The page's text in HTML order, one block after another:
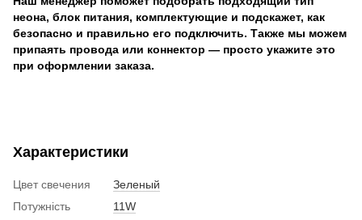
неона, блок питания, комплектующие и подскажет, как
безопасно и правильно его подключить. Также мы можем
припаять провода или коннектор — просто укажите это
при оформлении заказа.
Характеристики
Цвет свечения
Зеленый
Потужність
11W